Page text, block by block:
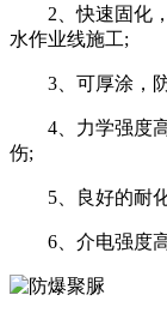
2、快速固化，
水作业线施工;
3、可厚涂，防
4、力学强度高
伤;
5、良好的耐化
6、介电强度高